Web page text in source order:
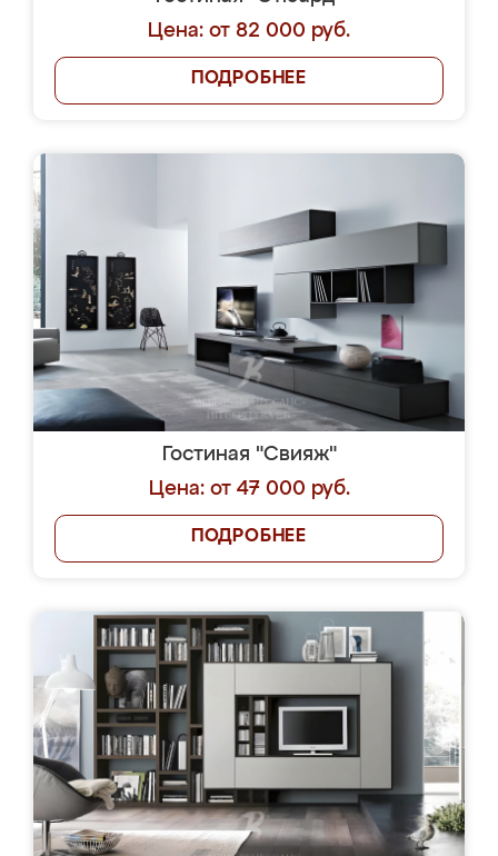
Цена: от 82 000 руб.
ПОДРОБНЕЕ
Гостиная "Свияж"
Цена: от 47 000 руб.
ПОДРОБНЕЕ